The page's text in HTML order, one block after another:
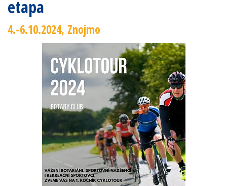
etapa
4.-6.10.2024, Znojmo